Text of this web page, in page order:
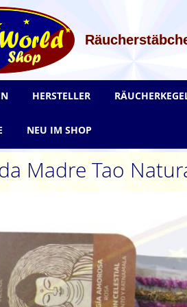
Madre Tao
HERSTELLER
NEU IM SHOP